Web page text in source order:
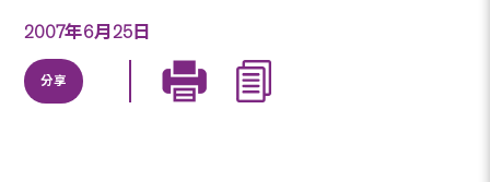
2007年6月25日
分享